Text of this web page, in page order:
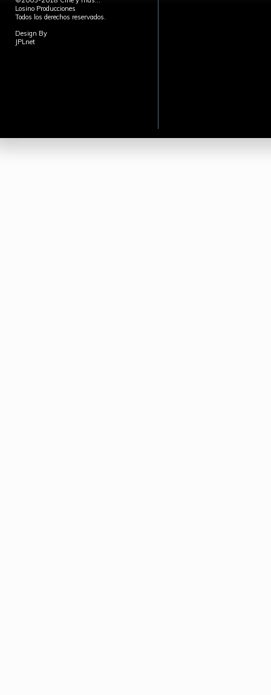
Losino Producciones
Todos los derechos reservados.
Design By
JPLnet